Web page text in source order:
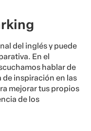
del inglés y puede
En el
hablar de
inspiración en las
mejorar tus propios
de los